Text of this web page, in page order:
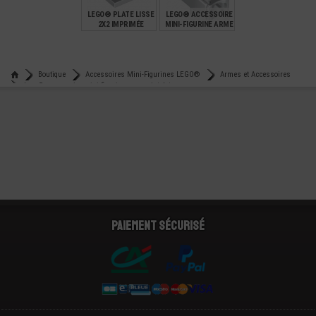
LEGO® PLATE LISSE
2X2 IMPRIMÉE
LEGO® ACCESSOIRE
MINI-FIGURINE ARME
Boutique
Accessoires Mini-Figurines LEGO®
Armes et Accessoires
Lego® accessoire mini-figurine arme pistolet
Paiement sécurisé